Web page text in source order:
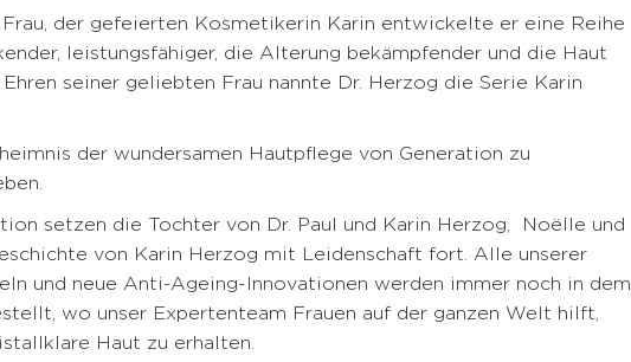
der gefeierten Kosmetikerin Karin entwickelte er eine Reihe
leistungsfähiger, die Alterung bekämpfender und die Haut
seiner geliebten Frau nannte Dr. Herzog die Serie Karin
der wundersamen Hautpflege von Generation zu
setzen die Tochter von Dr. Paul und Karin Herzog, Noëlle und
von Karin Herzog mit Leidenschaft fort. Alle unserer
und neue Anti-Ageing-Innovationen werden immer noch in dem
wo unser Expertenteam Frauen auf der ganzen Welt hilft,
Haut zu erhalten.